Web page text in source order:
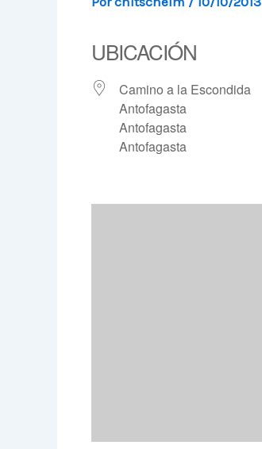
UBICACIÓN
Camino a la Escondida
Antofagasta
Antofagasta
Antofagasta